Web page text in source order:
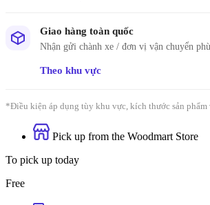
Giao hàng toàn quốc
Nhận gửi chành xe / đơn vị vận chuyển
Theo khu vực
*Điều kiện áp dụng tùy khu vực, kích thước sản phẩm
Pick up from the Woodmart Store
To pick up today
Free